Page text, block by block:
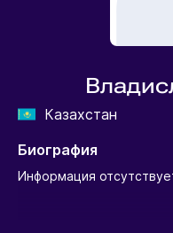
Казахстан
Биография
Информация